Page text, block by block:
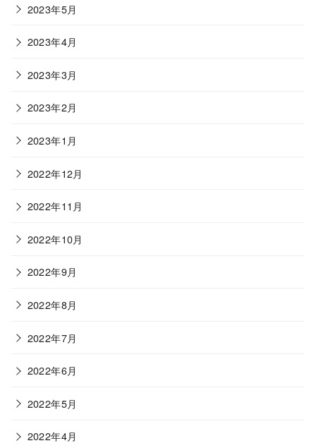
2023年5月
2023年4月
2023年3月
2023年2月
2023年1月
2022年12月
2022年11月
2022年10月
2022年9月
2022年8月
2022年7月
2022年6月
2022年5月
2022年4月